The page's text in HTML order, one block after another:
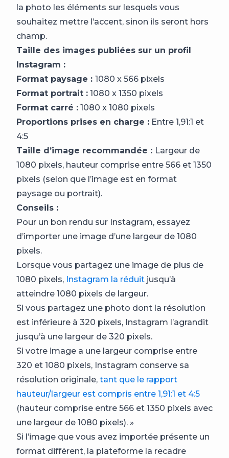
la photo les éléments sur lesquels vous
souhaitez mettre l’accent, sinon ils seront hors
champ.
Taille des images publiées sur un profil
Instagram :
Format paysage : 1080 x 566 pixels
Format portrait : 1080 x 1350 pixels
Format carré : 1080 x 1080 pixels
Proportions prises en charge : Entre 1,91:1 et
4:5
Taille d’image recommandée : Largeur de
1080 pixels, hauteur comprise entre 566 et 1350
pixels (selon que l’image est en format
paysage ou portrait).
Conseils :
Pour un bon rendu sur Instagram, essayez
d’importer une image d’une largeur de 1080
pixels.
Lorsque vous partagez une image de plus de
1080 pixels, Instagram la réduit jusqu’à
atteindre 1080 pixels de largeur.
Si vous partagez une photo dont la résolution
est inférieure à 320 pixels, Instagram l’agrandit
jusqu’à une largeur de 320 pixels.
Si votre image a une largeur comprise entre
320 et 1080 pixels, Instagram conserve sa
résolution originale, tant que le rapport
hauteur/largeur est compris entre 1,91:1 et 4:5
(hauteur comprise entre 566 et 1350 pixels avec
une largeur de 1080 pixels). »
Si l’image que vous avez importée présente un
format différent, la plateforme la recadre